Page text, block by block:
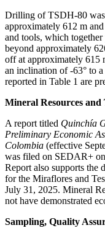
Drilling of TSDH-80 was
approximately 612 m
and tools, which
beyond approximately
off at approximately 615
an inclination of -63° to
reported in Table 1 are
Mineral Resources
A report titled Quinchía
Preliminary Economic
Colombia (effective
was filed on SEDAR+
Report also supports the
for the Miraflores and
July 31, 2025. Mineral
not have demonstrated
Sampling, Quality